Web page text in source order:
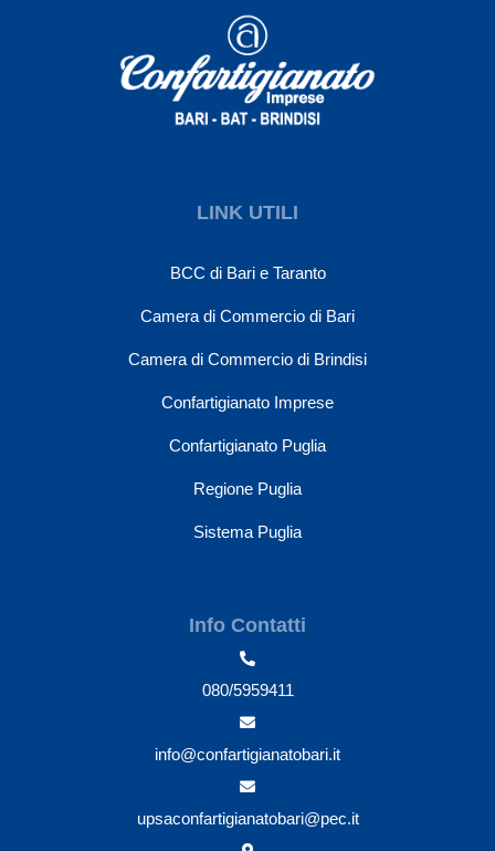
LINK UTILI
BCC di Bari e Taranto
Camera di Commercio di Bari
Camera di Commercio di Brindisi
Confartigianato Imprese
Confartigianato Puglia
Regione Puglia
Sistema Puglia
Info Contatti
080/5959411
info@confartigianatobari.it
upsaconfartigianatobari@pec.it